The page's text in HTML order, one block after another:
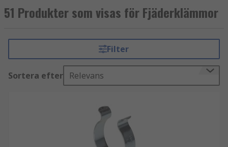
kan lära dig mer i vår guide om fjäderklämmor.
inklusive stål, plast och olika legeringar.
Materialet som används och dess tjocklek, såväl
som design, bestämmer klämmans hållstyrka.
Plastklämmor används i stor utsträckning i
medan stålklämmor tenderar att ge bättre styrka,
temperaturbeständighet och hållbarhet.
Metallklämmor används regelbundet i
fasthållnings- och klämmande tillämpningar.
51 Produkter som visas för Fjäderklämmor
Filter
Sortera efter Relevans